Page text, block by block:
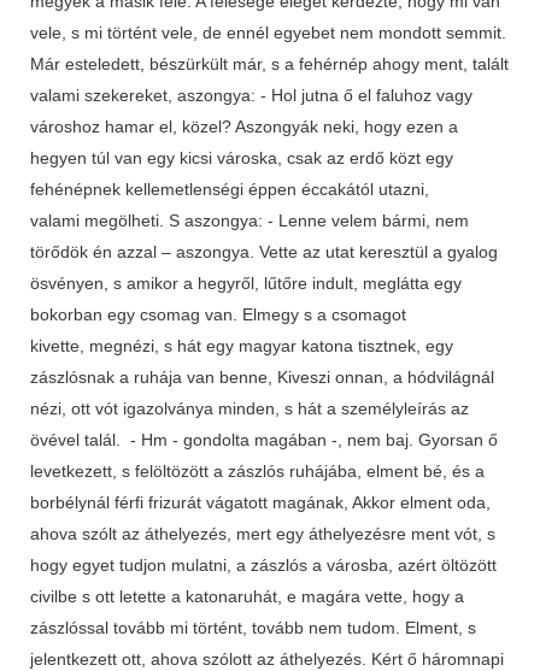
vele, s mi történt vele, de ennél egyebet nem mondott semmit.
Már esteledett, bészürkült már, s a fehérnép ahogy ment, talált
valami szekereket, aszongya: - Hol jutna ő el faluhoz vagy
városhoz hamar el, közel? Aszongyák neki, hogy ezen a
hegyen túl van egy kicsi városka, csak az erdő közt egy
fehénépnek kellemetlenségi éppen éccakától utazni,
valami megölheti. S aszongya: - Lenne velem bármi, nem
törődök én azzal – aszongya. Vette az utat keresztül a gyalog
ösvényen, s amikor a hegyről, lűtőre indult, meglátta egy
bokorban egy csomag van. Elmegy s a csomagot
kivette, megnézi, s hát egy magyar katona tisztnek, egy
zászlósnak a ruhája van benne, Kiveszi onnan, a hódvilágnál
nézi, ott vót igazolványa minden, s hát a személyleírás az
övével talál. - Hm - gondolta magában -, nem baj. Gyorsan ő
levetkezett, s felöltözött a zászlós ruhájába, elment bé, és a
borbélynál férfi frizurát vágatott magának, Akkor elment oda,
ahova szólt az áthelyezés, mert egy áthelyezésre ment vót, s
hogy egyet tudjon mulatni, a zászlós a városba, azért öltözött
civilbe s ott letette a katonaruhát, e magára vette, hogy a
zászlóssal tovább mi történt, tovább nem tudom. Elment, s
jelentkezett ott, ahova szólott az áthelyezés. Kért ő háromnapi